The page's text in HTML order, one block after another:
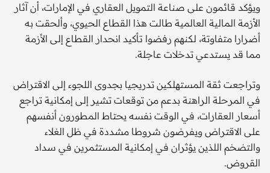
ويؤكد قائمون على صناعة التمويل العقاري في الإمارات، أن آثار
الأزمة المالية العالمية طالت هذا القطاع الحيوي، وألحقت به
أضرارا متفاوتة، لكنهم رفضوا تأكيد انحدار القطاع إلى الأزمة
مما قد يستدعي تدخلات عاجلة.
وتراجعت ثقة المستهلكين تدريجيا بجدوى اللجوء إلى الاقتراض
في المرحلة الراهنة بدعم من توقعات تشير إلى إمكانية تراجع
أسعار العقارات، في الوقت نفسه يحتاط المطورون أنفسهم
على الاقتراض ويفرضون شروطا مشددة في ظل الغلاء
والتضخم اللذين يؤثران في إمكانية المستثمرين في سداد
القروض.